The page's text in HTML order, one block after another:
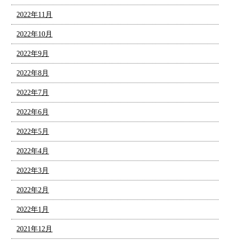
2022年11月
2022年10月
2022年9月
2022年8月
2022年7月
2022年6月
2022年5月
2022年4月
2022年3月
2022年2月
2022年1月
2021年12月